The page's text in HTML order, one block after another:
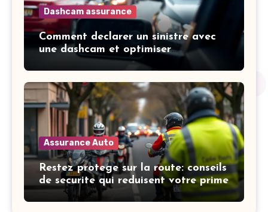
Dashcam assurance
Comment declarer un sinistre avec
une dashcam et optimiser
l’indemnisation
Assurance Auto
Restez protege sur la route: conseils
de securite qui reduisent votre prime